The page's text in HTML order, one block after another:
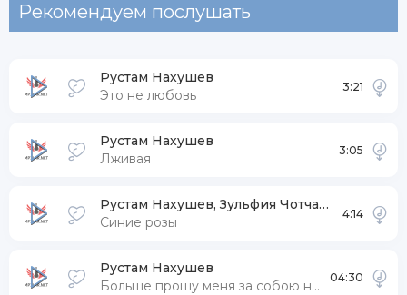
Рекомендуем послушать
Рустам Нахушев
Это не любовь
3:21
Рустам Нахушев
Лживая
3:05
Рустам Нахушев, Зульфия Чотчаева
Синие розы
4:14
Рустам Нахушев
Больше прошу меня за собою не зови
04:30